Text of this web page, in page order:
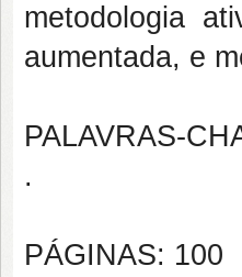
metodologia
aumentada, e
PALAVRAS-
.
PÁGINAS: 100